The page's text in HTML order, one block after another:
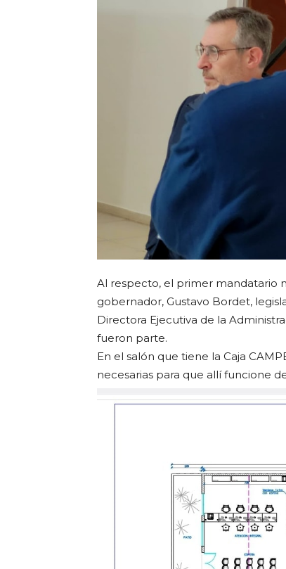
Al respecto, el primer mandatario
gobernador, Gustavo Bordet,
Directora Ejecutiva de la
fueron parte.
En el salón que tiene la Caja
necesarias para que allí funcione